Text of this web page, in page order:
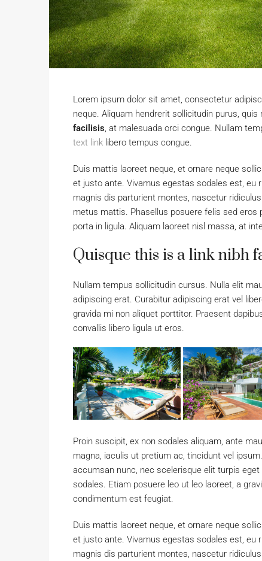
Lorem ipsum dolor sit amet, consectetur
neque. Aliquam hendrerit sollicitudin purus,
facilisis, at malesuada orci congue. Nullam
text link libero tempus congue.
Duis mattis laoreet neque, et ornare neque
et justo ante. Vivamus egestas sodales est, eu
magnis dis parturient montes, nascetur
metus mattis. Phasellus posuere felis sed
porta in ligula. Aliquam laoreet nisl massa, at
Quisque this is a link nibh
Nullam tempus sollicitudin cursus. Nulla elit
adipiscing erat. Curabitur adipiscing erat vel
gravida mi non aliquet porttitor. Praesent
convallis libero ligula ut eros.
Proin suscipit, ex non sodales aliquam, ante
magna, iaculis ut pretium ac, tincidunt vel
accumsan nunc, nec scelerisque elit turpis
sodales. Etiam posuere leo ut leo laoreet, a
condimentum est feugiat.
Duis mattis laoreet neque, et ornare neque
et justo ante. Vivamus egestas sodales est, eu
magnis dis parturient montes, nascetur